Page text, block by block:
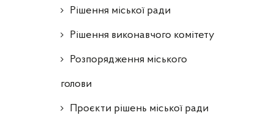
Рішення міської ради
Рішення виконавчого комітету
Розпорядження міського
голови
Проєкти рішень міської ради